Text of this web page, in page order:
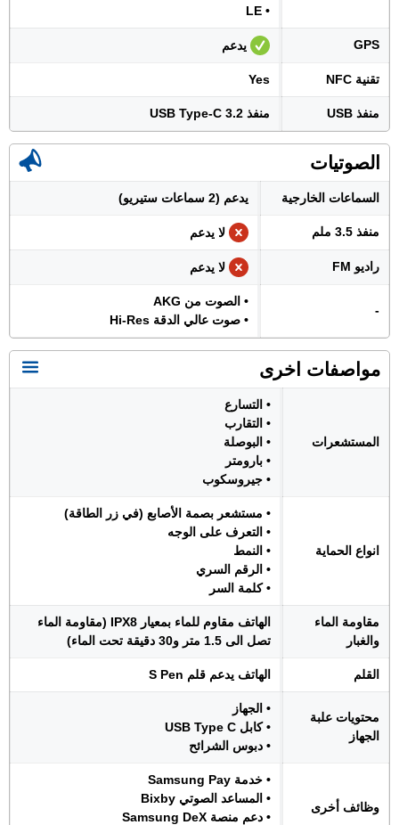
• LE
GPS يدعم
تقنية NFC Yes
منفذ USB منفذ USB Type-C 3.2
الصوتيات
السماعات الخارجية يدعم (2 سماعات ستيريو)
منفذ 3.5 ملم لا يدعم
راديو FM لا يدعم
-
• الصوت من AKG
• صوت عالي الدقة Hi-Res
مواصفات اخرى
المستشعرات
• التسارع
• التقارب
• البوصلة
• بارومتر
• جيروسكوب
انواع الحماية
• مستشعر بصمة الأصابع (في زر الطاقة)
• التعرف على الوجه
• النمط
• الرقم السري
• كلمة السر
مقاومة الماء
والغبار
الهاتف مقاوم للماء بمعيار IPX8 (مقاومة الماء
تصل الى 1.5 متر و30 دقيقة تحت الماء)
القلم الهاتف يدعم قلم S Pen
محتويات علبة
الجهاز
• الجهاز
• كابل USB Type C
• دبوس الشرائح
وظائف أخرى
• خدمة Samsung Pay
• المساعد الصوتي Bixby
• دعم منصة Samsung DeX